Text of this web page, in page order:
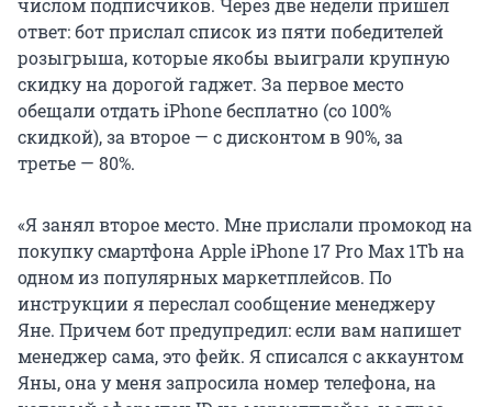
числом подписчиков. Через две недели пришел
ответ: бот прислал список из пяти победителей
розыгрыша, которые якобы выиграли крупную
скидку на дорогой гаджет. За первое место
обещали отдать iPhone бесплатно (со 100%
скидкой), за второе — с дисконтом в 90%, за
третье — 80%.
«Я занял второе место. Мне прислали промокод на
покупку смартфона Apple iPhone 17 Pro Max 1Tb на
одном из популярных маркетплейсов. По
инструкции я переслал сообщение менеджеру
Яне. Причем бот предупредил: если вам напишет
менеджер сама, это фейк. Я списался с аккаунтом
Яны, она у меня запросила номер телефона, на